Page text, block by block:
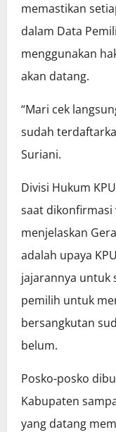
memastikan
dalam Data
menggunakan
akan datang.
“Mari cek
sudah
Suriani.
Divisi Hukum
saat dikonfirmasi
menjelaskan
adalah upaya
jajarannya untuk
pemilih untuk
bersangkutan
belum.
Posko-posko
Kabupaten
yang datang